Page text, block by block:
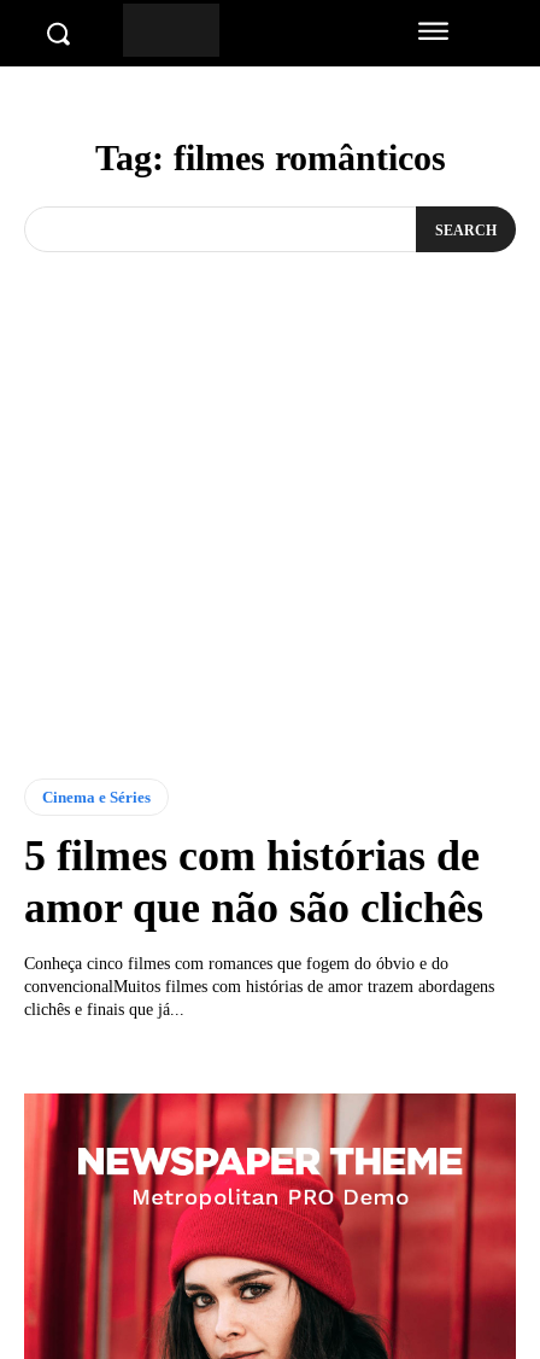
Tag: filmes românticos
SEARCH
Cinema e Séries
5 filmes com histórias de
amor que não são clichês
Conheça cinco filmes com romances que fogem do óbvio e do
convencionalMuitos filmes com histórias de amor trazem abordagens
clichês e finais que já...